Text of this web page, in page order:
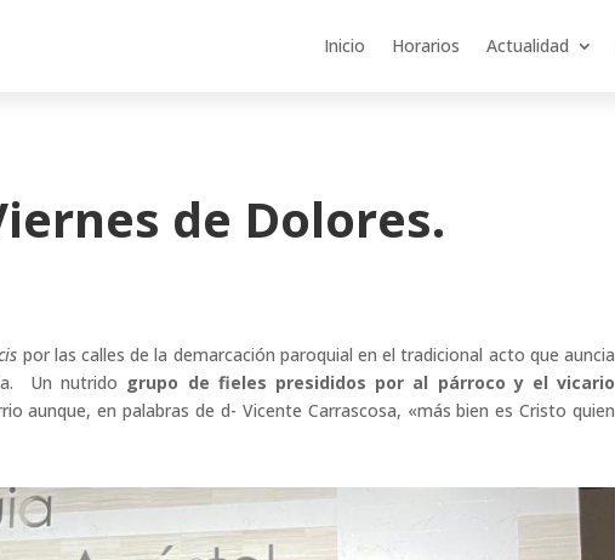
Inicio Horarios Actualidad
de Dolores.
por las calles de la demarcación paroquial en el tradicional acto que auncia
Un nutrido grupo de fieles presididos por al párroco y el vicario
aunque, en palabras de d- Vicente Carrascosa, «más bien es Cristo quien